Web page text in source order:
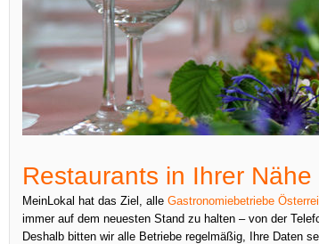
Restaurants in Ihrer Nähe
MeinLokal hat das Ziel, alle Gastronomiebetriebe
immer auf dem neuesten Stand zu halten – von der
Deshalb bitten wir alle Betriebe regelmäßig, Ihre Daten